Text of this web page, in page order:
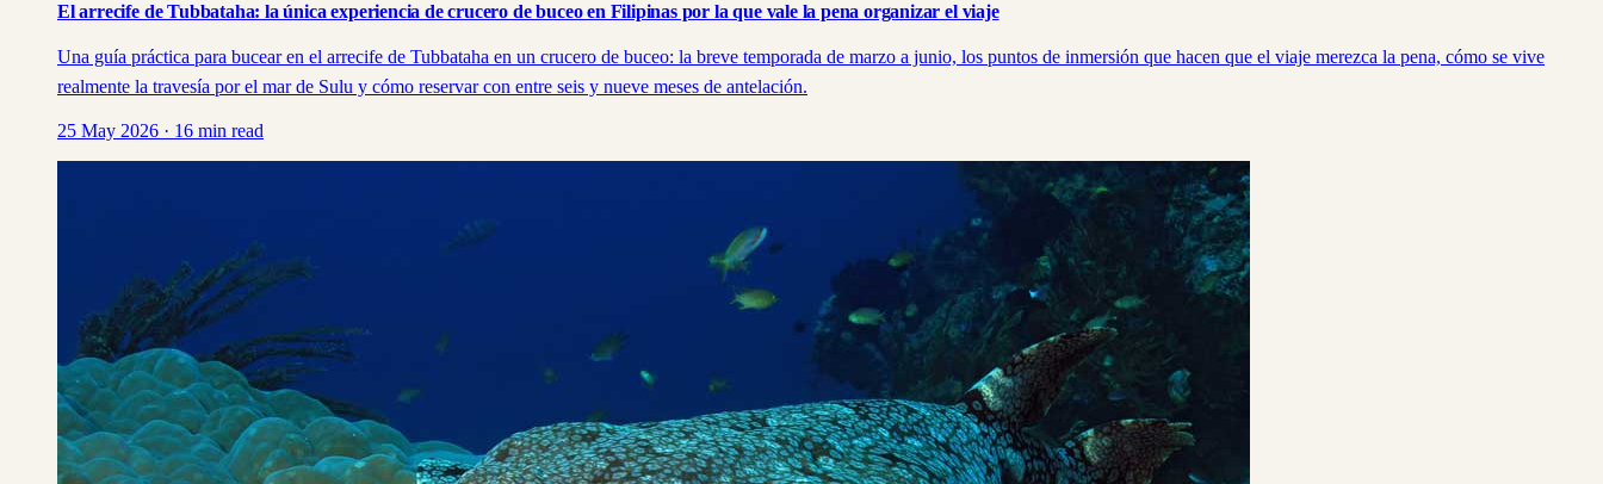
El arrecife de Tubbataha: la única experiencia de crucero de buceo en Filipinas por la que vale la pena organizar el viaje
Una guía práctica para bucear en el arrecife de Tubbataha en un crucero de buceo: la breve temporada de marzo a junio, los puntos de inmersión que hacen que el viaje merezca la pena, cómo se vive
realmente la travesía por el mar de Sulu y cómo reservar con entre seis y nueve meses de antelación.
25 May 2026 · 16 min read